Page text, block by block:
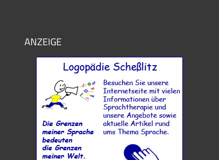
ANZEIGE